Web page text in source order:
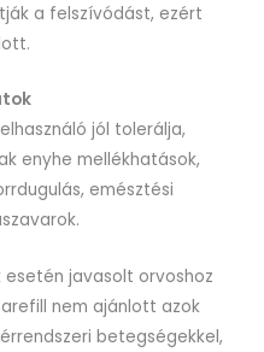
a felszívódást, ezért
jól tolerálja,
enyhe mellékhatások,
emésztési
javasolt orvoshoz
nem ajánlott azok
betegségekkel,